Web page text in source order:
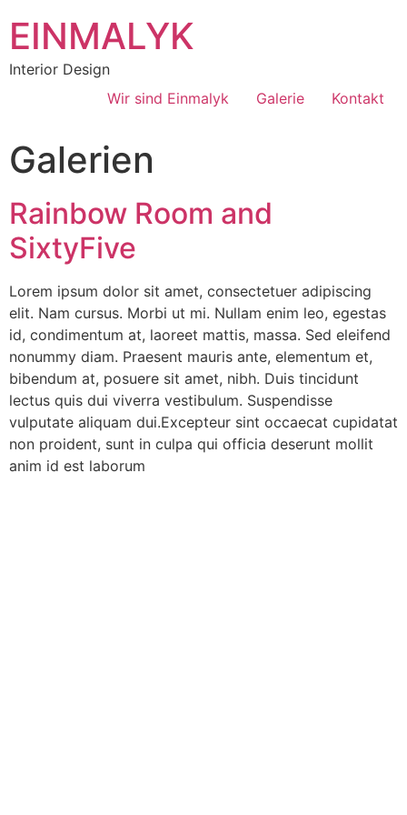
EINMALYK
Interior Design
Wir sind Einmalyk
Galerie Kontakt
Galerien
Rainbow Room and
SixtyFive
Lorem ipsum dolor sit amet, consectetuer adipiscing
elit. Nam cursus. Morbi ut mi. Nullam enim leo, egestas
id, condimentum at, laoreet mattis, massa. Sed eleifend
nonummy diam. Praesent mauris ante, elementum et,
bibendum at, posuere sit amet, nibh. Duis tincidunt
lectus quis dui viverra vestibulum. Suspendisse
vulputate aliquam dui.Excepteur sint occaecat cupidatat
non proident, sunt in culpa qui officia deserunt mollit
anim id est laborum